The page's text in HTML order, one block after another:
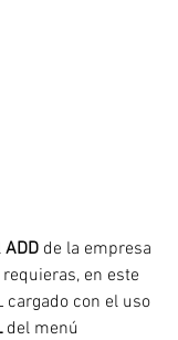
ADD de la empresa
en este
cargado con el uso
del menú